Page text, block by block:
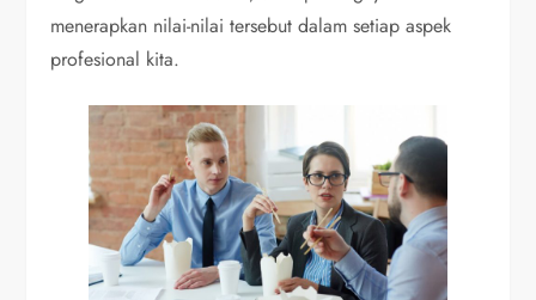
menerapkan nilai-nilai tersebut dalam setiap aspek
profesional kita.